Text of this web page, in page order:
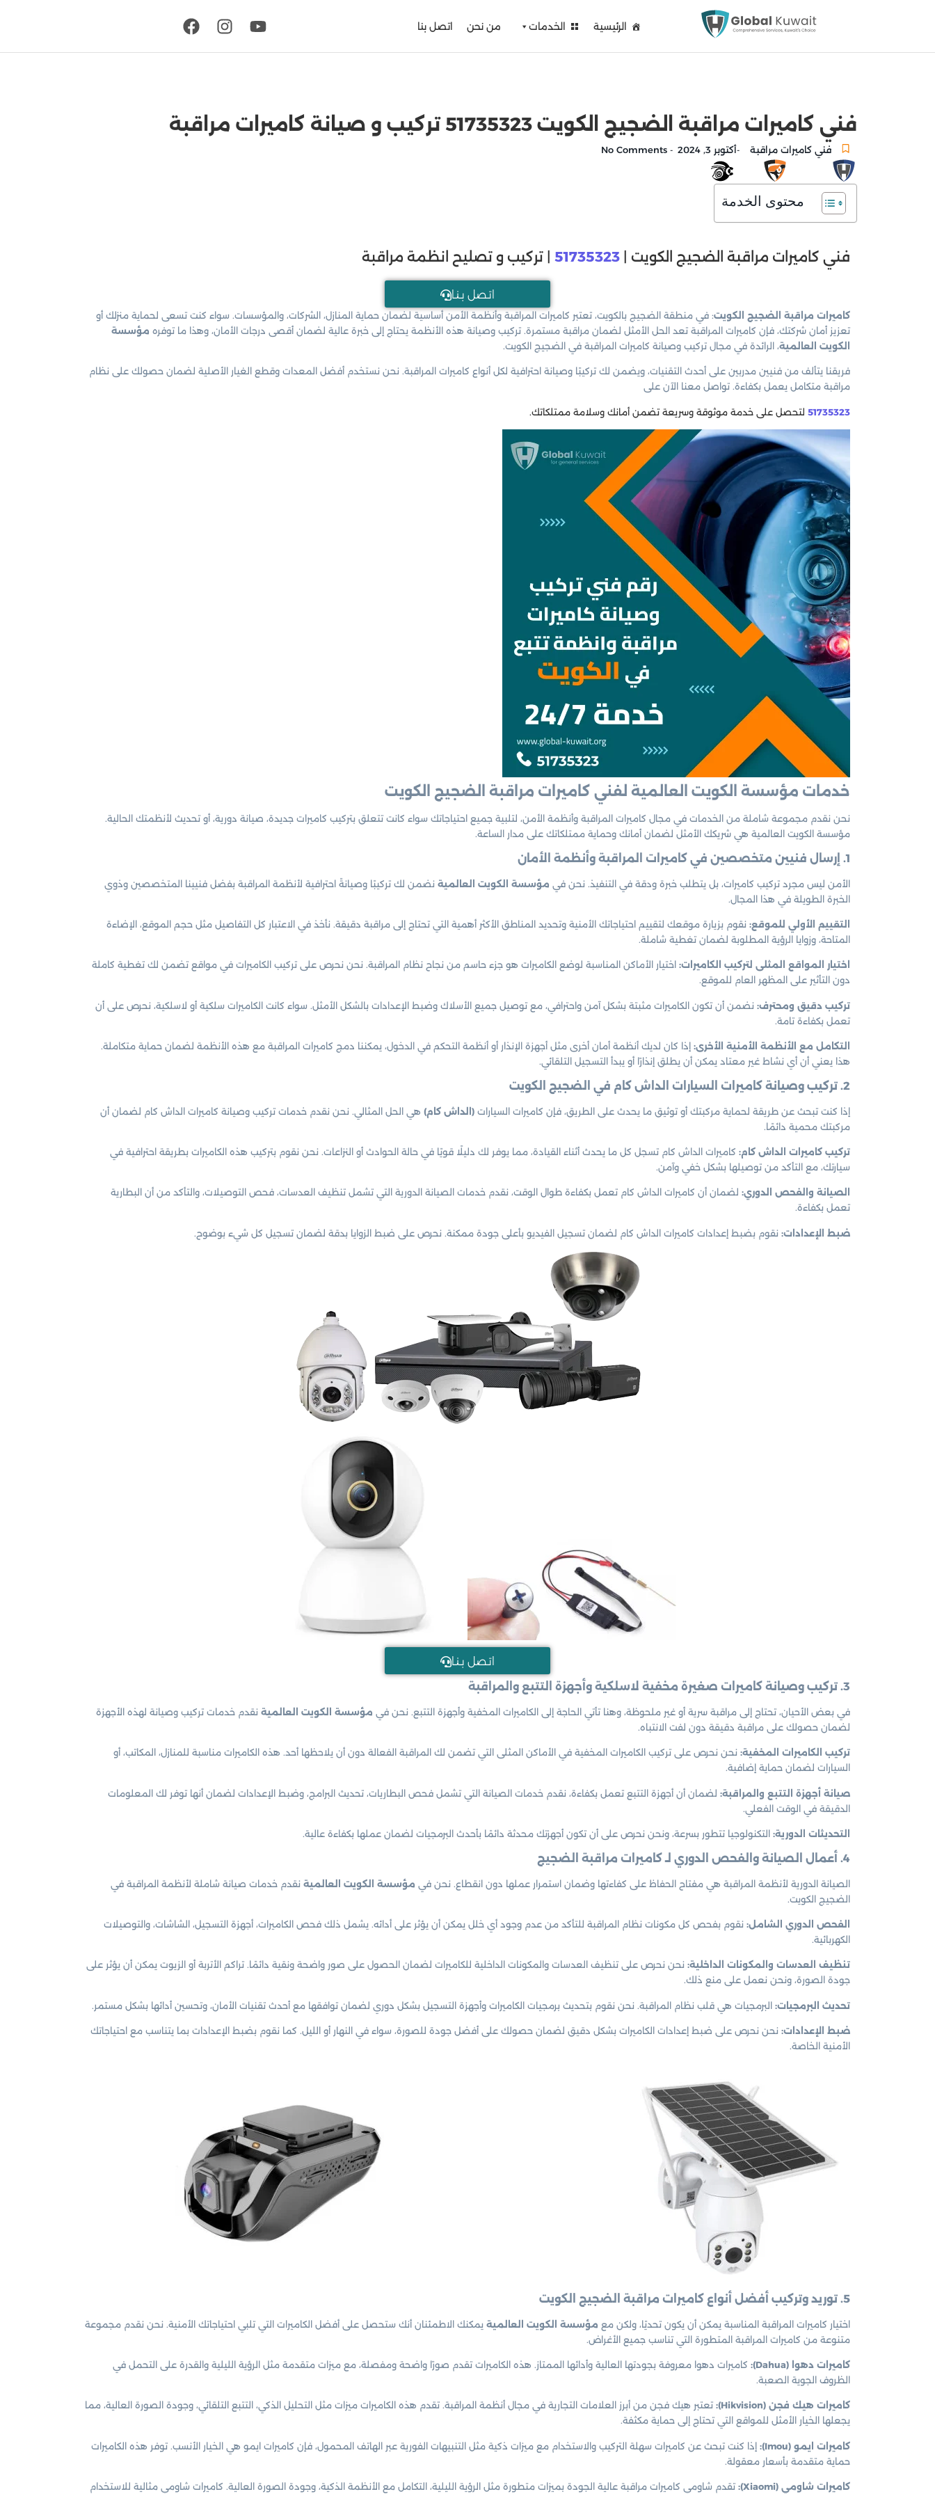
الرئيسية الخدمات من نحن اتصل بنا
فني كاميرات مراقبة الضجيج الكويت 51735323 تركيب و صيانة كاميرات مراقبة
فني كاميرات مراقبة -أكتوبر 3, 2024 -
محتوى الخدمة
فني كاميرات مراقبة الضجيج الكويت | 51735323 | تركيب و تصليح انظمة مراقبة
اتـصل بـنـا
كاميرات مراقبة الضجيج الكويت: في منطقة الضجيج بالكويت، تعتبر كاميرات المراقبة وأنظمة الأمن أساسية لضمان حماية المنازل، الشركات، والمؤسسات. سواء كنت تسعى لحماية منزلك أو
تعزيز أمان شركتك، فإن كاميرات المراقبة تعد الحل الأمثل لضمان مراقبة مستمرة. تركيب وصيانة هذه الأنظمة يحتاج إلى خبرة عالية لضمان أقصى درجات الأمان، وهذا ما توفره مؤسسة
الكويت العالمية، الرائدة في مجال تركيب وصيانة كاميرات المراقبة في الضجيج الكويت.
فريقنا يتألف من فنيين مدربين على أحدث التقنيات، ويضمن لك تركيبًا وصيانة احترافية لكل أنواع كاميرات المراقبة. نحن نستخدم أفضل المعدات وقطع الغيار الأصلية لضمان حصولك على نظام
مراقبة متكامل يعمل بكفاءة. تواصل معنا الآن على
51735323 لتحصل على خدمة موثوقة وسريعة تضمن أمانك وسلامة ممتلكاتك.
خدمات مؤسسة الكويت العالمية لفني كاميرات مراقبة الضجيج الكويت
نحن نقدم مجموعة شاملة من الخدمات في مجال كاميرات المراقبة وأنظمة الأمن، لتلبية جميع احتياجاتك سواء كانت تتعلق بتركيب كاميرات جديدة، صيانة دورية، أو تحديث لأنظمتك الحالية.
مؤسسة الكويت العالمية هي شريكك الأمثل لضمان أمانك وحماية ممتلكاتك على مدار الساعة.
1. إرسال فنيين متخصصين في كاميرات المراقبة وأنظمة الأمان
الأمن ليس مجرد تركيب كاميرات، بل يتطلب خبرة ودقة في التنفيذ. نحن في مؤسسة الكويت العالمية نضمن لك تركيبًا وصيانةً احترافية لأنظمة المراقبة بفضل فنيينا المتخصصين وذوي
الخبرة الطويلة في هذا المجال.
التقييم الأولي للموقع: نقوم بزيارة موقعك لتقييم احتياجاتك الأمنية وتحديد المناطق الأكثر أهمية التي تحتاج إلى مراقبة دقيقة. نأخذ في الاعتبار كل التفاصيل مثل حجم الموقع، الإضاءة
المتاحة، وزوايا الرؤية المطلوبة لضمان تغطية شاملة.
اختيار المواقع المثلى لتركيب الكاميرات: اختيار الأماكن المناسبة لوضع الكاميرات هو جزء حاسم من نجاح نظام المراقبة. نحن نحرص على تركيب الكاميرات في مواقع تضمن لك تغطية كاملة
دون التأثير على المظهر العام للموقع.
تركيب دقيق ومحترف: نضمن أن تكون الكاميرات مثبتة بشكل آمن واحترافي، مع توصيل جميع الأسلاك وضبط الإعدادات بالشكل الأمثل. سواء كانت الكاميرات سلكية أو لاسلكية، نحرص على أن
تعمل بكفاءة تامة.
التكامل مع الأنظمة الأمنية الأخرى: إذا كان لديك أنظمة أمان أخرى مثل أجهزة الإنذار أو أنظمة التحكم في الدخول، يمكننا دمج كاميرات المراقبة مع هذه الأنظمة لضمان حماية متكاملة.
هذا يعني أن أي نشاط غير معتاد يمكن أن يطلق إنذارًا أو يبدأ التسجيل التلقائي.
2. تركيب وصيانة كاميرات السيارات الداش كام في الضجيج الكويت
إذا كنت تبحث عن طريقة لحماية مركبتك أو توثيق ما يحدث على الطريق، فإن كاميرات السيارات (الداش كام) هي الحل المثالي. نحن نقدم خدمات تركيب وصيانة كاميرات الداش كام لضمان أن
مركبتك محمية دائمًا.
تركيب كاميرات الداش كام: كاميرات الداش كام تسجل كل ما يحدث أثناء القيادة، مما يوفر لك دليلًا قويًا في حالة الحوادث أو النزاعات. نحن نقوم بتركيب هذه الكاميرات بطريقة احترافية في
سيارتك، مع التأكد من توصيلها بشكل خفي وآمن.
الصيانة والفحص الدوري: لضمان أن كاميرات الداش كام تعمل بكفاءة طوال الوقت، نقدم خدمات الصيانة الدورية التي تشمل تنظيف العدسات، فحص التوصيلات، والتأكد من أن البطارية
تعمل بكفاءة.
ضبط الإعدادات: نقوم بضبط إعدادات كاميرات الداش كام لضمان تسجيل الفيديو بأعلى جودة ممكنة. نحرص على ضبط الزوايا بدقة لضمان تسجيل كل شيء بوضوح.
اتـصل بـنـا
3. تركيب وصيانة كاميرات صغيرة مخفية لاسلكية وأجهزة التتبع والمراقبة
في بعض الأحيان، تحتاج إلى مراقبة سرية أو غير ملحوظة، وهنا تأتي الحاجة إلى الكاميرات المخفية وأجهزة التتبع. نحن في مؤسسة الكويت العالمية نقدم خدمات تركيب وصيانة لهذه الأجهزة
لضمان حصولك على مراقبة دقيقة دون لفت الانتباه.
تركيب الكاميرات المخفية: نحن نحرص على تركيب الكاميرات المخفية في الأماكن المثلى التي تضمن لك المراقبة الفعالة دون أن يلاحظها أحد. هذه الكاميرات مناسبة للمنازل، المكاتب، أو
السيارات لضمان حماية إضافية.
صيانة أجهزة التتبع والمراقبة: لضمان أن أجهزة التتبع تعمل بكفاءة، نقدم خدمات الصيانة التي تشمل فحص البطاريات، تحديث البرامج، وضبط الإعدادات لضمان أنها توفر لك المعلومات
الدقيقة في الوقت الفعلي.
التحديثات الدورية: التكنولوجيا تتطور بسرعة، ونحن نحرص على أن تكون أجهزتك محدثة دائمًا بأحدث البرمجيات لضمان عملها بكفاءة عالية.
4. أعمال الصيانة والفحص الدوري لـ كاميرات مراقبة الضجيج
الصيانة الدورية لأنظمة المراقبة هي مفتاح الحفاظ على كفاءتها وضمان استمرار عملها دون انقطاع. نحن في مؤسسة الكويت العالمية نقدم خدمات صيانة شاملة لأنظمة المراقبة في
الضجيج الكويت.
الفحص الدوري الشامل: نقوم بفحص كل مكونات نظام المراقبة للتأكد من عدم وجود أي خلل يمكن أن يؤثر على أدائه. يشمل ذلك فحص الكاميرات، أجهزة التسجيل، الشاشات، والتوصيلات
الكهربائية.
تنظيف العدسات والمكونات الداخلية: نحن نحرص على تنظيف العدسات والمكونات الداخلية للكاميرات لضمان الحصول على صور واضحة ونقية دائمًا. تراكم الأتربة أو الزيوت يمكن أن يؤثر على
جودة الصورة، ونحن نعمل على منع ذلك.
تحديث البرمجيات: البرمجيات هي قلب نظام المراقبة. نحن نقوم بتحديث برمجيات الكاميرات وأجهزة التسجيل بشكل دوري لضمان توافقها مع أحدث تقنيات الأمان، وتحسين أدائها بشكل مستمر.
ضبط الإعدادات: نحن نحرص على ضبط إعدادات الكاميرات بشكل دقيق لضمان حصولك على أفضل جودة للصورة، سواء في النهار أو الليل. كما نقوم بضبط الإعدادات بما يتناسب مع احتياجاتك
الأمنية الخاصة.
5. توريد وتركيب أفضل أنواع كاميرات مراقبة الضجيج الكويت
اختيار كاميرات المراقبة المناسبة يمكن أن يكون تحديًا، ولكن مع مؤسسة الكويت العالمية يمكنك الاطمئنان أنك ستحصل على أفضل الكاميرات التي تلبي احتياجاتك الأمنية. نحن نقدم مجموعة
متنوعة من كاميرات المراقبة المتطورة التي تناسب جميع الأغراض.
كاميرات دهوا (Dahua):
كاميرات دهوا معروفة بجودتها العالية وأدائها الممتاز. هذه الكاميرات تقدم صورًا واضحة ومفصلة، مع ميزات متقدمة مثل الرؤية الليلية والقدرة على التحمل في
الظروف الجوية الصعبة.
كاميرات هيك فجن (Hikvision):
تعتبر هيك فجن من أبرز العلامات التجارية في مجال أنظمة المراقبة. تقدم هذه الكاميرات ميزات مثل التحليل الذكي، التتبع التلقائي، وجودة الصورة العالية، مما
يجعلها الخيار الأمثل للمواقع التي تحتاج إلى حماية مكثفة.
كاميرات ايمو (Imou):
إذا كنت تبحث عن كاميرات سهلة التركيب والاستخدام مع ميزات ذكية مثل التنبيهات الفورية عبر الهاتف المحمول، فإن كاميرات ايمو هي الخيار الأنسب. توفر هذه الكاميرات
حماية متقدمة بأسعار معقولة.
كاميرات شاومي (Xiaomi): تقدم شاومي كاميرات مراقبة عالية الجودة بميزات متطورة مثل الرؤية الليلية، التكامل مع الأنظمة الذكية، وجودة الصورة العالية. كاميرات شاومي مثالية للاستخدام